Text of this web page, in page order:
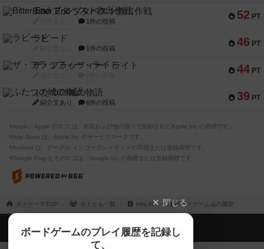
52 PT
Bitter End ブタペスト救出作戦
1件の投稿
46 PT
ラピード
1件の投稿
44 PT
ザ・フラッフィー・ライト
39 PT
ふたつの城の物語
紹介文あり 6件の投稿
※Apple、Apple のロゴ は、米国および他の国々で登録されたApple Inc.の商標です。
※App Store は、Apple Inc.のサービスマークです。
※Android は、グーグル インコーポレイテッドの商標または登録商標です。
※Google Play とそのロゴは、Google Inc.の商標または登録商標です。
ボドゲーマTOP ボドとも一覧 HAL99 ボードゲーム会の履歴
閉じる
ボードゲームのプレイ履歴を記録し
て、
ボドゲーマTOP